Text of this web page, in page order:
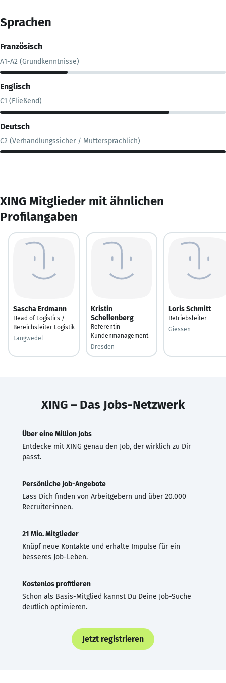
Sprachen
Französisch
A1-A2 (Grundkenntnisse)
Englisch
C1 (Fließend)
Deutsch
C2 (Verhandlungssicher / Muttersprachlich)
XING Mitglieder mit ähnlichen
Profilangaben
Sascha Erdmann
Head of Logistics /
Bereichsleiter Logistik
Langwedel
Kristin
Schellenberg
Referentin
Kundenmanagement
Dresden
Loris Schmitt
Betriebsleiter
Giessen
XING – Das Jobs-Netzwerk
Über eine Million Jobs
Entdecke mit XING genau den Job, der wirklich zu Dir
passt.
Persönliche Job-Angebote
Lass Dich finden von Arbeitgebern und über 20.000
Recruiter·innen.
21 Mio. Mitglieder
Knüpf neue Kontakte und erhalte Impulse für ein
besseres Job-Leben.
Kostenlos profitieren
Schon als Basis-Mitglied kannst Du Deine Job-Suche
deutlich optimieren.
Jetzt registrieren